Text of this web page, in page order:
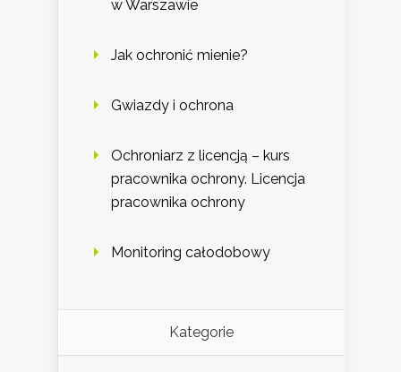
w Warszawie
Jak ochronić mienie?
Gwiazdy i ochrona
Ochroniarz z licencją – kurs
pracownika ochrony. Licencja
pracownika ochrony
Monitoring całodobowy
Kategorie